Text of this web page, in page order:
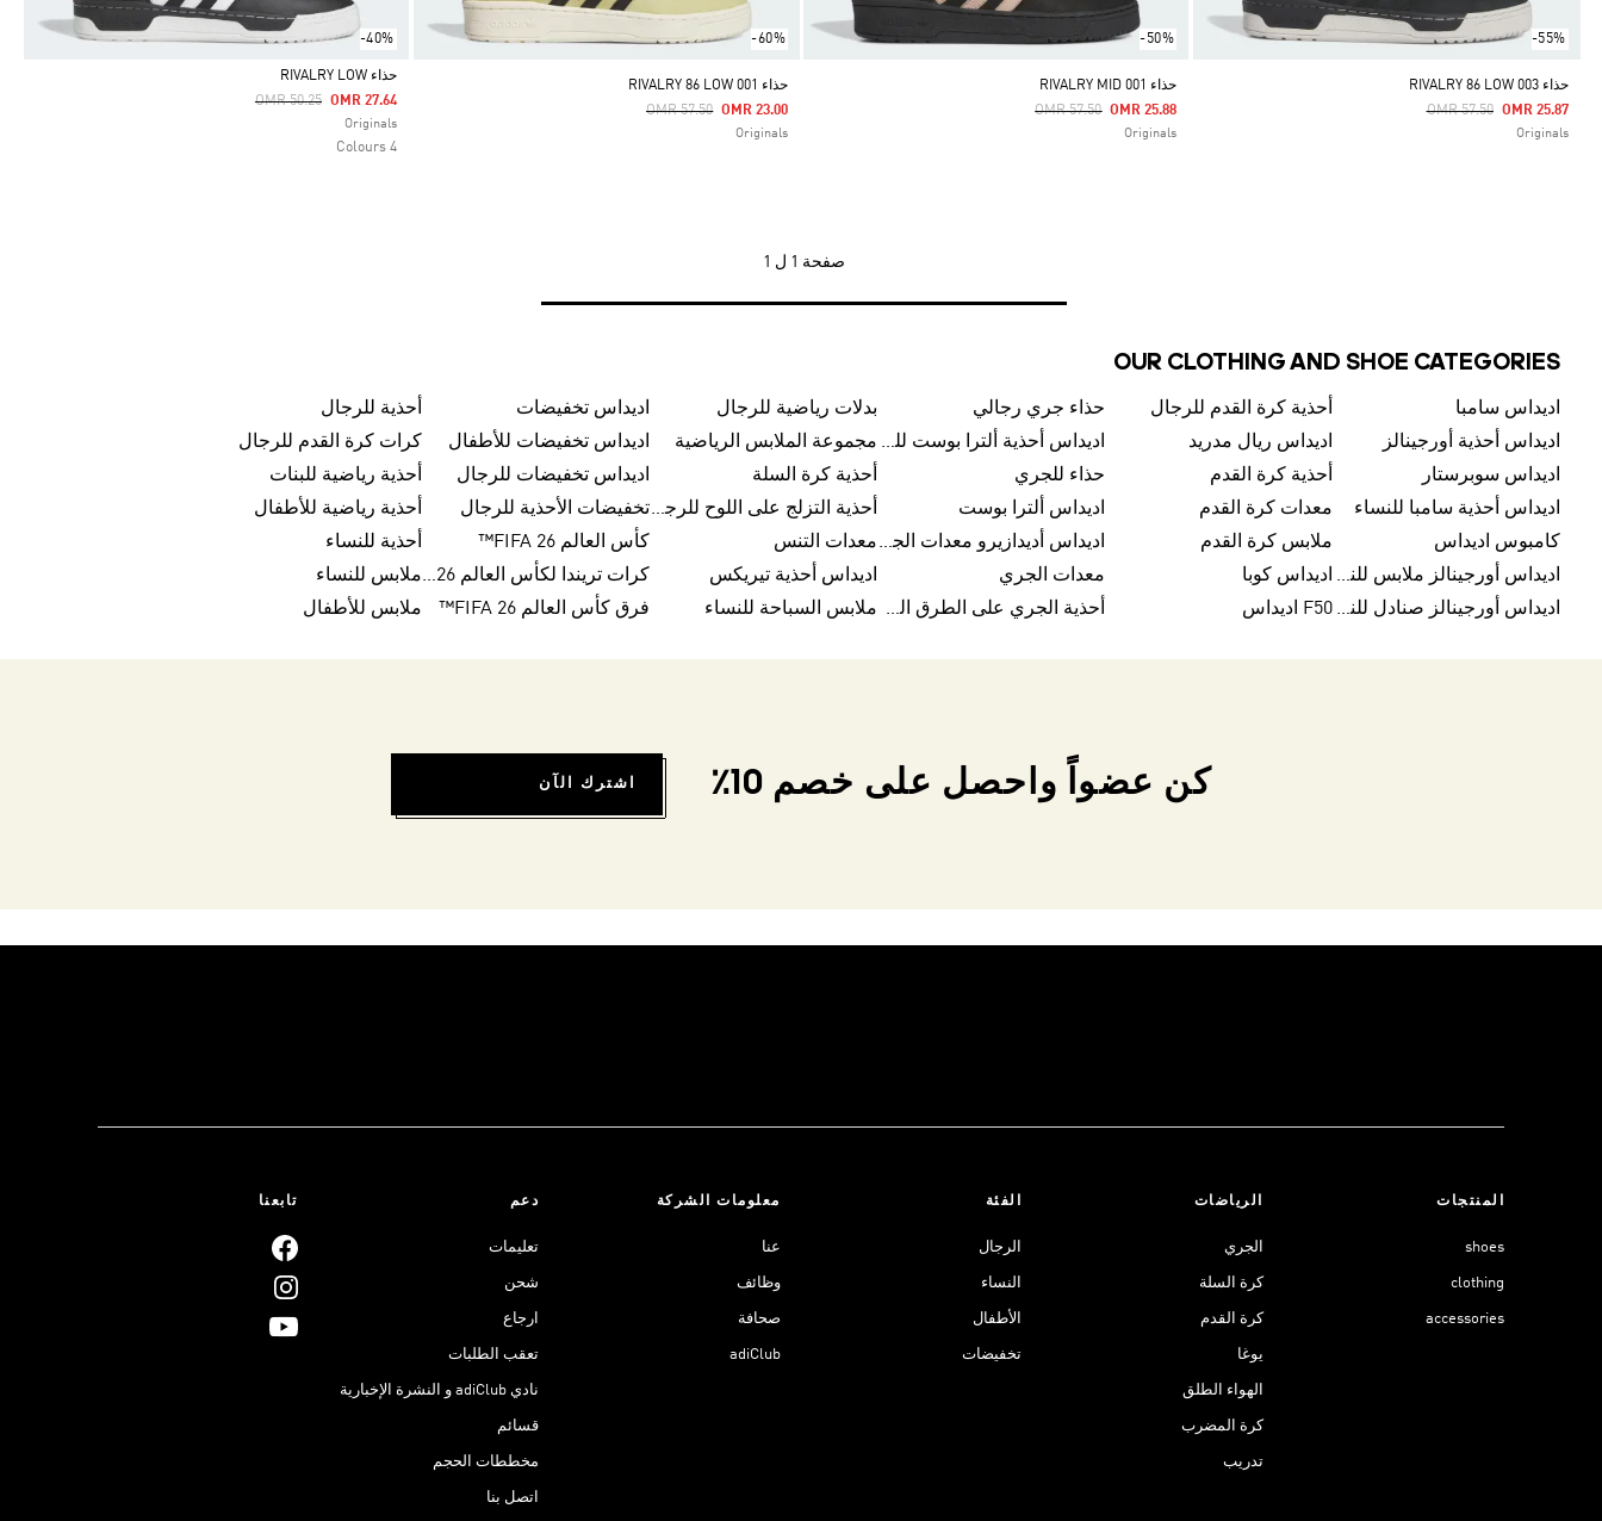
-55%
حذاء RIVALRY 86 LOW 003
Price Reduced From
OMR 57.50ToOMR 25.87
Originals
-50%
حذاء RIVALRY MID 001
Price Reduced From
OMR 57.50ToOMR 25.88
Originals
-60%
حذاء RIVALRY 86 LOW 001
Price Reduced From
OMR 57.50ToOMR 23.00
Originals
-40%
Selected
حذاء RIVALRY LOW
Price Reduced From
OMR 50.25ToOMR 27.64
Originals
4 Colours
صفحة 1 ل 1
OUR CLOTHING AND SHOE CATEGORIES
اديداس سامبا أحذية كرة القدم للرجال حذاء جري رجالي بدلات رياضية للرجال اديداس تخفيضات
أحذية للرجال
اديداس أحذية أورجينالز
اديداس ريال مدريد اديداس أحذية ألترا بوست للرجال مجموعة الملابس الرياضية اديداس تخفيضات للأطفال
كرات كرة القدم للرجال
اديداس سوبرستار
أحذية كرة القدم حذاء للجري أحذية كرة السلة اديداس تخفيضات للرجال
أحذية رياضية للبنات
اديداس أحذية سامبا للنساء
معدات كرة القدم اديداس ألترا بوست أحذية التزلج على اللوح للرجالتخفيضات الأحذية للرجال
أحذية رياضية للأطفال
كامبوس اديداس
ملابس كرة القدم اديداس أديدازيرو معدات الجريمعدات التنس كأس العالم FIFA 26™
أحذية للنساء
اديداس أورجينالز ملابس للنساء اديداس كوبا معدات الجري اديداس أحذية تيريكس كرات تريندا لكأس العالم FIFA 26™ملابس للنساء
اديداس أورجينالز صنادل للنساء F50 اديداس أحذية الجري على الطرق الوعرة للرجال ملابس السباحة للنساء فرق كأس العالم FIFA 26™ ملابس للأطفال
كن عضواً واحصل على خصم 10٪ اشترك الآن
المنتجات
shoes
clothing
accessories
الرياضات
الجري
كرة السلة
كرة القدم
يوغا
الهواء الطلق
كرة المضرب
تدريب
الفئة
الرجال
النساء
الأطفال
تخفيضات
معلومات الشركة
عنا
وظائف
صحافة
adiClub
دعم
تعليمات
شحن
ارجاع
تعقب الطلبات
نادي adiClub و النشرة الإخبارية
قسائم
مخططات الحجم
اتصل بنا
تابعنا